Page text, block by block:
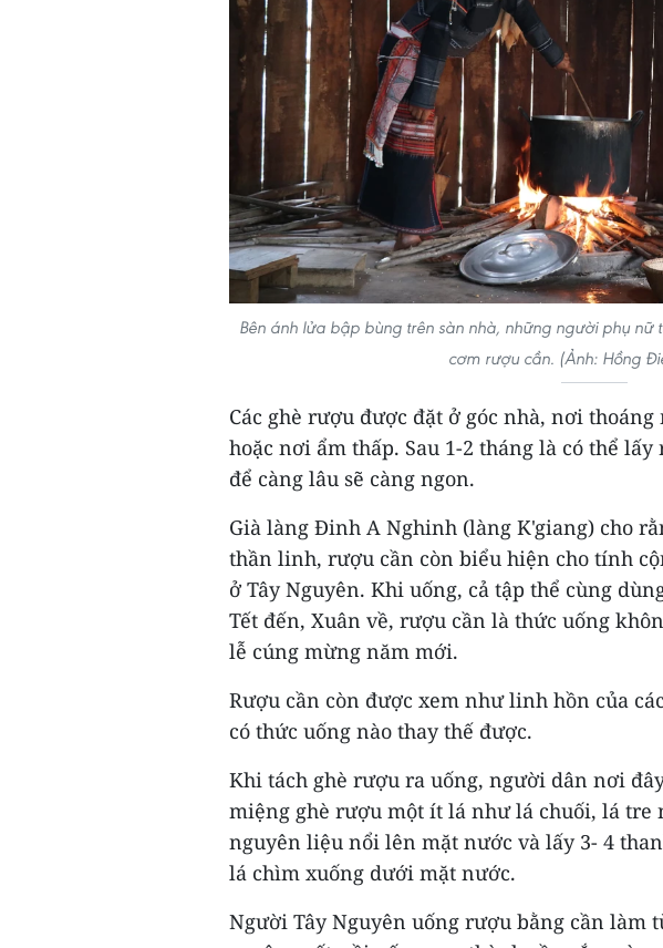
Bên ánh lửa bập bùng trên sàn nhà, những người phụ nữ
cơm rượu cần. (Ảnh: Hồng
Các ghè rượu được đặt ở góc nhà, nơi
hoặc nơi ẩm thấp. Sau 1-2 tháng là có thể
để càng lâu sẽ càng ngon.
Già làng Đinh A Nghinh (làng K'giang) cho
thần linh, rượu cần còn biểu hiện cho tính
ở Tây Nguyên. Khi uống, cả tập thể cùng
Tết đến, Xuân về, rượu cần là thức uống
lễ cúng mừng năm mới.
Rượu cần còn được xem như linh hồn của
có thức uống nào thay thế được.
Khi tách ghè rượu ra uống, người dân nơi
miệng ghè rượu một ít lá như lá chuối, lá tre
nguyên liệu nổi lên mặt nước và lấy 3- 4
lá chìm xuống dưới mặt nước.
Người Tây Nguyên uống rượu bằng cần làm